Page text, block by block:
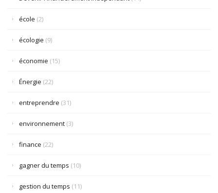
école (2)
écologie (9)
économie (15)
Énergie (22)
entreprendre (31)
environnement (3)
finance (22)
gagner du temps (10)
gestion du temps (11)